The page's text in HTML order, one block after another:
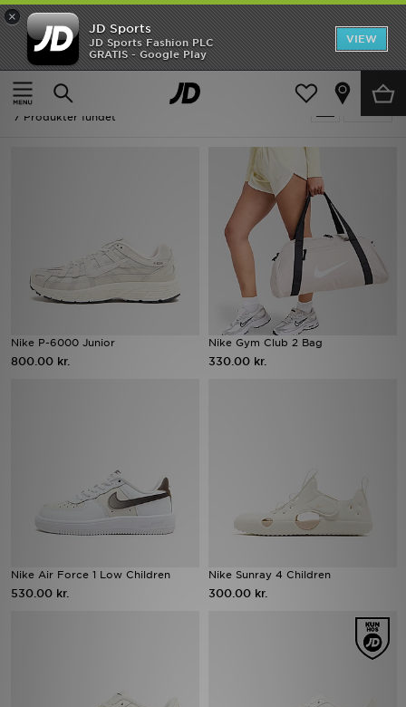
×
JD Sports
JD Sports Fashion PLC
GRATIS - Google Play
VIEW
Hjem
Børn
Børn - Creme Nike
7 Produkter fundet
Nike P-6000 Junior
800.00 kr.
Nike Gym Club 2 Bag
330.00 kr.
Nike Air Force 1 Low Children
530.00 kr.
Nike Sunray 4 Children
300.00 kr.
Hjem
Udsalg
Nyheder
Bestsellers
Fodbold
Mine beskeder
Hjælp & information